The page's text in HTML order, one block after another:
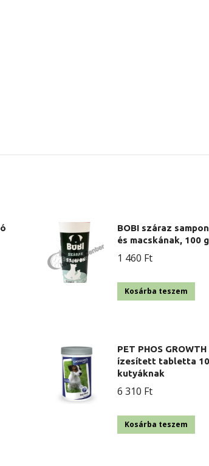
BOBI száraz
és macskának, 100 g
1 460 Ft
Kosárba teszem
PET PHOS
ízesített tabletta
kutyáknak
6 310 Ft
Kosárba teszem